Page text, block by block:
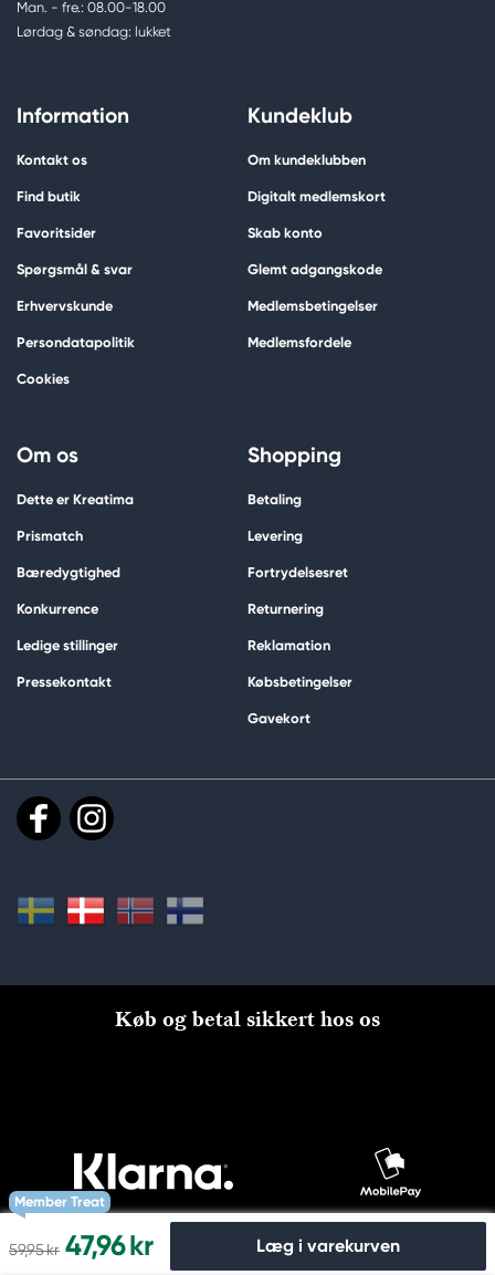
Member Treat
59,95 kr 47,96 kr Læg i varekurven
Man. - fre.: 08.00-18.00
Lørdag & søndag: lukket
Information
Kontakt os
Find butik
Favoritsider
Spørgsmål & svar
Erhvervskunde
Persondatapolitik
Cookies
Kundeklub
Om kundeklubben
Digitalt medlemskort
Skab konto
Glemt adgangskode
Medlemsbetingelser
Medlemsfordele
Om os
Dette er Kreatima
Prismatch
Bæredygtighed
Konkurrence
Ledige stillinger
Pressekontakt
Shopping
Betaling
Levering
Fortrydelsesret
Returnering
Reklamation
Købsbetingelser
Gavekort
Køb og betal sikkert hos os